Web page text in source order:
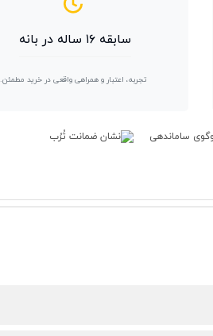
سابقه ۱۶ ساله در بانه
تجربه، اعتبار و همراهی واقعی در خرید مطمئن.